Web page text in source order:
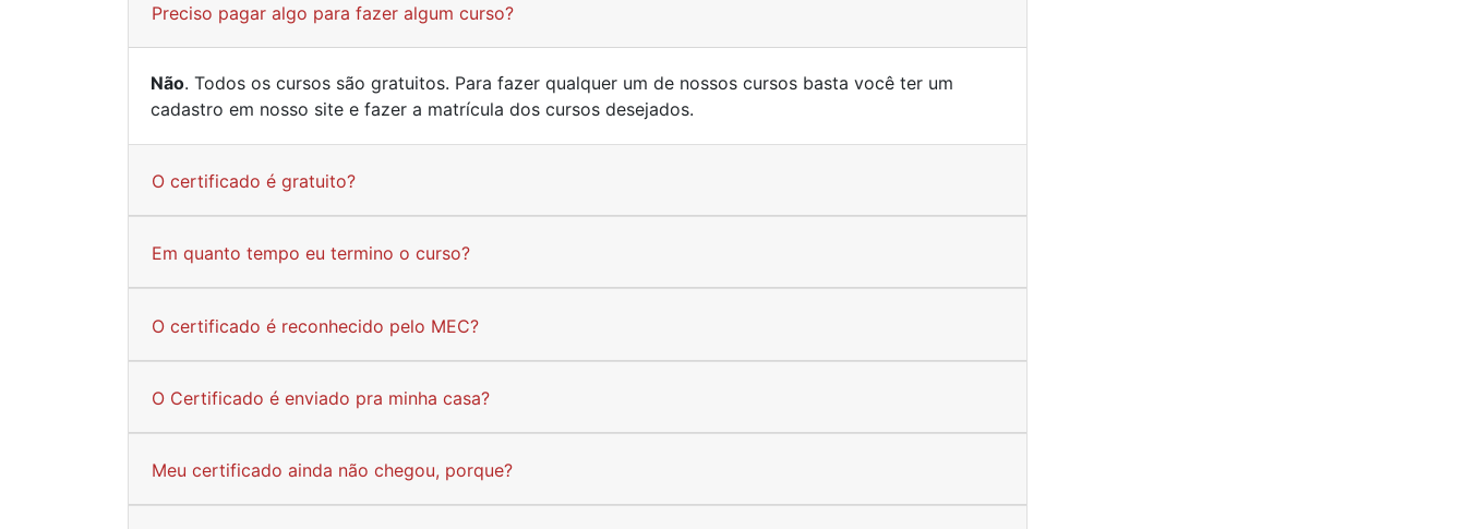
Preciso pagar algo para fazer algum curso?
Não. Todos os cursos são gratuitos. Para fazer qualquer um de nossos cursos basta você ter um
cadastro em nosso site e fazer a matrícula dos cursos desejados.
O certificado é gratuito?
Em quanto tempo eu termino o curso?
O certificado é reconhecido pelo MEC?
O Certificado é enviado pra minha casa?
Meu certificado ainda não chegou, porque?